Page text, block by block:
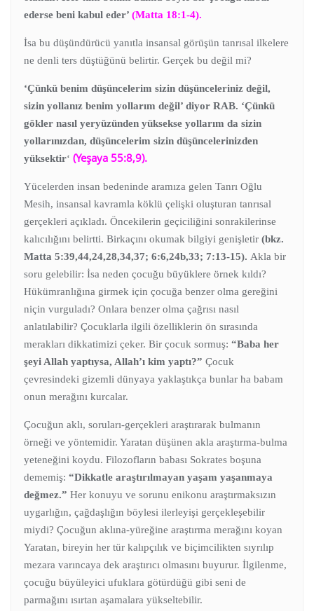
ederse beni kabul eder’ (Matta 18:1-4).
İsa bu düşündürücü yanıtla insansal görüşün tanrısal ilkelere
ne denli ters düştüğünü belirtir. Gerçek bu değil mi?
‘Çünkü benim düşüncelerim sizin düşünceleriniz değil,
sizin yollanız benim yollarım değil’ diyor RAB. ‘Çünkü
gökler nasıl yeryüzünden yüksekse yollarım da sizin
yollarınızdan, düşüncelerim sizin düşüncelerinizden
yüksektir‘ (Yeşaya 55:8,9).
Yücelerden insan bedeninde aramıza gelen Tanrı Oğlu
Mesih, insansal kavramla köklü çelişki oluşturan tanrısal
gerçekleri açıkladı. Öncekilerin geçiciliğini sonrakilerinse
kalıcılığını belirtti. Birkaçını okumak bilgiyi genişletir (bkz.
Matta 5:39,44,24,28,34,37; 6:6,24b,33; 7:13-15). Akla bir
soru gelebilir: İsa neden çocuğu büyüklere örnek kıldı?
Hükümranlığına girmek için çocuğa benzer olma gereğini
niçin vurguladı? Onlara benzer olma çağrısı nasıl
anlatılabilir? Çocuklarla ilgili özelliklerin ön sırasında
merakları dikkatimizi çeker. Bir çocuk sormuş: “Baba her
şeyi Allah yaptıysa, Allah’ı kim yaptı?” Çocuk
çevresindeki gizemli dünyaya yaklaştıkça bunlar ha babam
onun merağını kurcalar.
Çocuğun aklı, soruları-gerçekleri araştırarak bulmanın
örneği ve yöntemidir. Yaratan düşünen akla araştırma-bulma
yeteneğini koydu. Filozofların babası Sokrates boşuna
dememiş: “Dikkatle araştırılmayan yaşam yaşanmaya
değmez.” Her konuyu ve sorunu enikonu araştırmaksızın
uygarlığın, çağdaşlığın böylesi ilerleyişi gerçekleşebilir
miydi? Çocuğun aklına-yüreğine araştırma merağını koyan
Yaratan, bireyin her tür kalıpçılık ve biçimcilikten sıyrılıp
mezara varıncaya dek araştırıcı olmasını buyurur. İlgilenme,
çocuğu büyüleyici ufuklara götürdüğü gibi seni de
parmağını ısırtan aşamalara yükseltebilir.